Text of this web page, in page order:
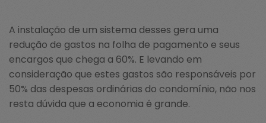
A instalação de um sistema desses gera uma
redução de gastos na folha de pagamento e seus
encargos que chega a 60%. E levando em
consideração que estes gastos são responsáveis por
50% das despesas ordinárias do condomínio, não nos
resta dúvida que a economia é grande.